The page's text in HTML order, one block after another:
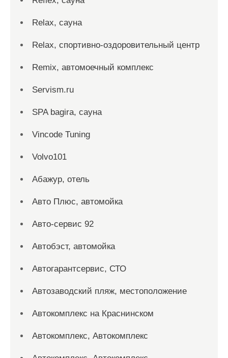
Relax, сауна
Relax, спортивно-оздоровительный центр
Remix, автомоечный комплекс
Servism.ru
SPA bagira, сауна
Vincode Tuning
Volvo101
Абажур, отель
Авто Плюс, автомойка
Авто-сервис 92
Автобэст, автомойка
Автогарантсервис, СТО
Автозаводский пляж, местоположение
Автокомплекс на Краснинском
Автокомплекс, Автокомплекс